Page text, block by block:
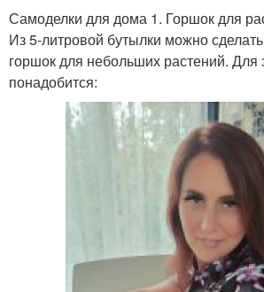
Самоделки для дома 1. Горшок для
Из 5-литровой бутылки можно
горшок для небольших растений. Для
понадобится: